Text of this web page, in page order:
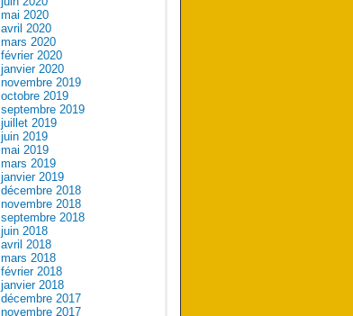
mai 2020
avril 2020
mars 2020
février 2020
janvier 2020
novembre 2019
octobre 2019
septembre 2019
juillet 2019
juin 2019
mai 2019
mars 2019
janvier 2019
décembre 2018
novembre 2018
septembre 2018
juin 2018
avril 2018
mars 2018
février 2018
janvier 2018
décembre 2017
novembre 2017